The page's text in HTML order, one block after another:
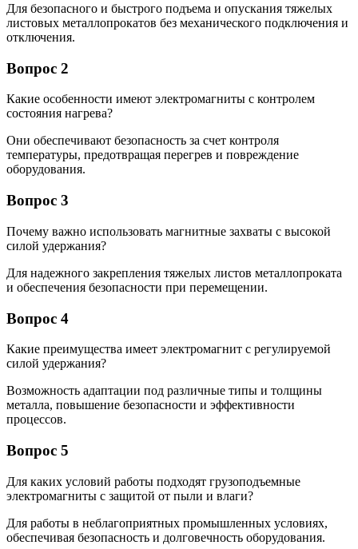
Для безопасного и быстрого подъема и опускания тяжелых
листовых металлопрокатов без механического подключения и
отключения.
Вопрос 2
Какие особенности имеют электромагниты с контролем
состояния нагрева?
Они обеспечивают безопасность за счет контроля
температуры, предотвращая перегрев и повреждение
оборудования.
Вопрос 3
Почему важно использовать магнитные захваты с высокой
силой удержания?
Для надежного закрепления тяжелых листов металлопроката
и обеспечения безопасности при перемещении.
Вопрос 4
Какие преимущества имеет электромагнит с регулируемой
силой удержания?
Возможность адаптации под различные типы и толщины
металла, повышение безопасности и эффективности
процессов.
Вопрос 5
Для каких условий работы подходят грузоподъемные
электромагниты с защитой от пыли и влаги?
Для работы в неблагоприятных промышленных условиях,
обеспечивая безопасность и долговечность оборудования.